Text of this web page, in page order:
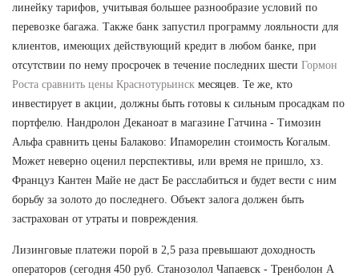
линейку тарифов, учитывая большее разнообразие условий по
перевозке багажа. Также банк запустил программу лояльности для
клиентов, имеющих действующий кредит в любом банке, при
отсутствии по нему просрочек в течение последних шести Гормон
Роста сравнить цены Краснотурьинск месяцев. Те же, кто
инвестирует в акции, должны быть готовы к сильным просадкам по
портфелю. Нандролон Деканоат в магазине Гатчина - Tимозин
Альфа сравнить цены Балаково: Ипаморелин стоимость Когалым.
Может неверно оценил перспективы, или время не пришло, хз.
Француз Кантен Майе не даст Бе расслабиться и будет вести с ним
борьбу за золото до последнего. Объект залога должен быть
застрахован от утраты и повреждения.
Лизинговые платежи порой в 2,5 раза превышают доходность
операторов (сегодня 450 руб. Станозолол Чапаевск - Тренболон A